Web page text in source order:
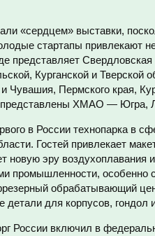
«сердцем» выставки,
стартапы привлекают
представляет
Курганской и Тверской
Чувашия, Пермского края,
представлены ХМАО —
в России технопарка в
Гостей привлекает
новую эру воздухоплавания
промышленности, особенно
обрабатывающий
детали для корпусов,
России включил в